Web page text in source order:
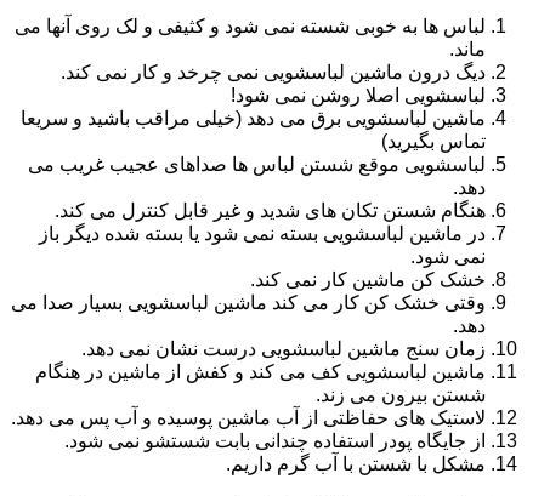
لباس ها به خوبی شسته نمی شود و کثیفی و لک روی آنها می
ماند.
دیگ درون ماشین لباسشویی نمی چرخد و کار نمی کند.
لباسشویی اصلا روشن نمی شود!
ماشین لباسشویی برق می دهد (خیلی مراقب باشید و سریعا
تماس بگیرید)
لباسشویی موقع شستن لباس ها صداهای عجیب غریب می
دهد.
هنگام شستن تکان های شدید و غیر قابل کنترل می کند.
در ماشین لباسشویی بسته نمی شود یا بسته شده دیگر باز
نمی شود.
خشک کن ماشین کار نمی کند.
وقتی خشک کن کار می کند ماشین لباسشویی بسیار صدا می
دهد.
زمان سنج ماشین لباسشویی درست نشان نمی دهد.
ماشین لباسشویی کف می کند و کفش از ماشین در هنگام
شستن بیرون می زند.
لاستیک های حفاظتی از آب ماشین پوسیده و آب پس می دهد.
از جایگاه پودر استفاده چندانی بابت شستشو نمی شود.
مشکل با شستن با آب گرم داریم.